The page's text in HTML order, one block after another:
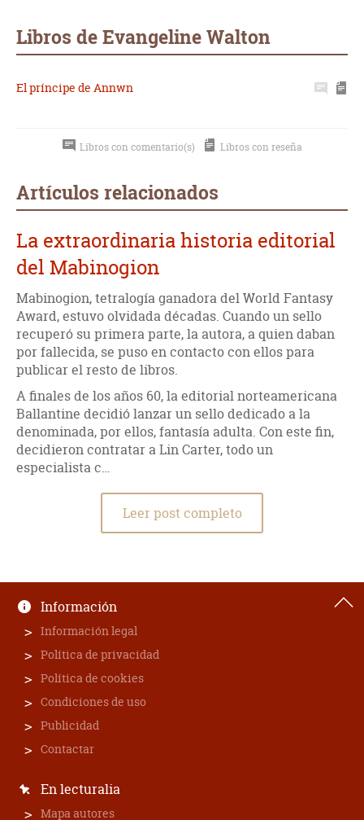
Libros de Evangeline Walton
El príncipe de Annwn
Libros con comentario(s) Libros con reseña
Artículos relacionados
La extraordinaria historia editorial
del Mabinogion
Mabinogion, tetralogía ganadora del World Fantasy
Award, estuvo olvidada décadas. Cuando un sello
recuperó su primera parte, la autora, a quien daban
por fallecida, se puso en contacto con ellos para
publicar el resto de libros.
A finales de los años 60, la editorial norteamericana
Ballantine decidió lanzar un sello dedicado a la
denominada, por ellos, fantasía adulta. Con este fin,
decidieron contratar a Lin Carter, todo un
especialista c…
Leer post completo
Información
Información legal
Política de privacidad
Política de cookies
Condiciones de uso
Publicidad
Contactar
En lecturalia
Mapa autores